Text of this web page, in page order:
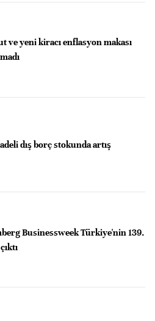
ve yeni kiracı enflasyon makası
dış borç stokunda artış
Businessweek Türkiye'nin 139.